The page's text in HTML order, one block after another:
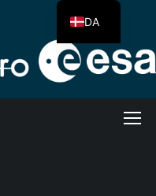
DA